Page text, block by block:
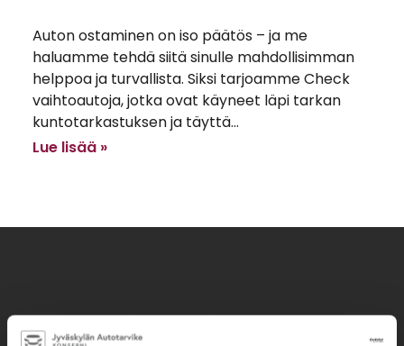
Auton ostaminen on iso päätös – ja me
haluamme tehdä siitä sinulle mahdollisimman
helppoa ja turvallista. Siksi tarjoamme Check
vaihtoautoja, jotka ovat käyneet läpi tarkan
kuntotarkastuksen ja täyttä...
Lue lisää »
Tervetuloa asiakaslähtöiseen autokauppaan ja